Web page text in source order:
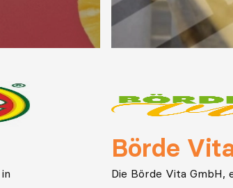
in
Verbist
Verbist Aardappelen